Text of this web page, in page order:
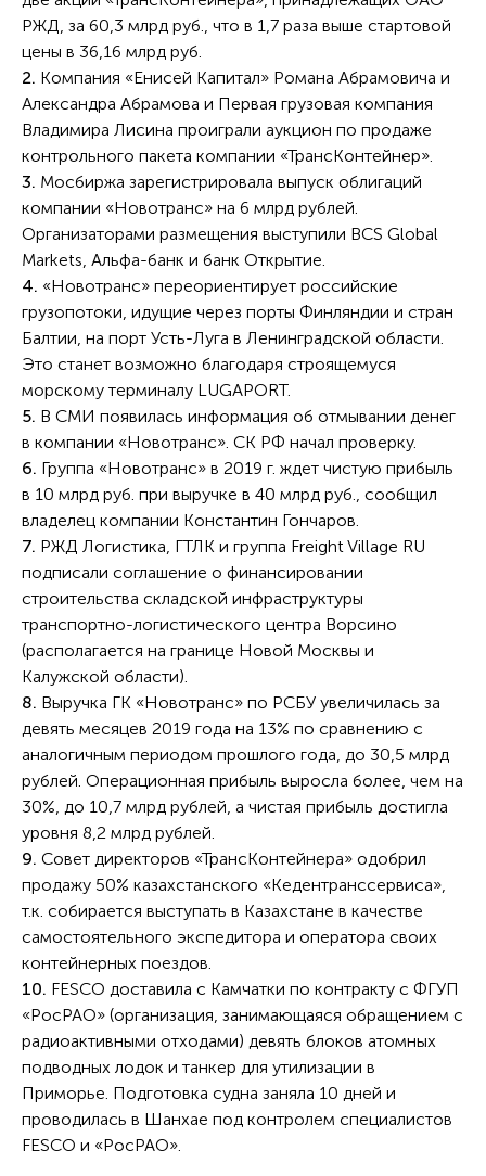
РЖД, за 60,3 млрд руб., что в 1,7 раза выше стартовой
цены в 36,16 млрд руб.
2. Компания «Енисей Капитал» Романа Абрамовича и
Александра Абрамова и Первая грузовая компания
Владимира Лисина проиграли аукцион по продаже
контрольного пакета компании «ТрансКонтейнер».
3. Мосбиржа зарегистрировала выпуск облигаций
компании «Новотранс» на 6 млрд рублей.
Организаторами размещения выступили BCS Global
Markets, Альфа-банк и банк Открытие.
4. «Новотранс» переориентирует российские
грузопотоки, идущие через порты Финляндии и стран
Балтии, на порт Усть-Луга в Ленинградской области.
Это станет возможно благодаря строящемуся
морскому терминалу LUGAPORT.
5. В СМИ появилась информация об отмывании денег
в компании «Новотранс». СК РФ начал проверку.
6. Группа «Новотранс» в 2019 г. ждет чистую прибыль
в 10 млрд руб. при выручке в 40 млрд руб., сообщил
владелец компании Константин Гончаров.
7. РЖД Логистика, ГТЛК и группа Freight Village RU
подписали соглашение о финансировании
строительства складской инфраструктуры
транспортно-логистического центра Ворсино
(располагается на границе Новой Москвы и
Калужской области).
8. Выручка ГК «Новотранс» по РСБУ увеличилась за
девять месяцев 2019 года на 13% по сравнению с
аналогичным периодом прошлого года, до 30,5 млрд
рублей. Операционная прибыль выросла более, чем на
30%, до 10,7 млрд рублей, а чистая прибыль достигла
уровня 8,2 млрд рублей.
9. Совет директоров «ТрансКонтейнера» одобрил
продажу 50% казахстанского «Кедентранссервиса»,
т.к. собирается выступать в Казахстане в качестве
самостоятельного экспедитора и оператора своих
контейнерных поездов.
10. FESCO доставила с Камчатки по контракту с ФГУП
«РосРАО» (организация, занимающаяся обращением с
радиоактивными отходами) девять блоков атомных
подводных лодок и танкер для утилизации в
Приморье. Подготовка судна заняла 10 дней и
проводилась в Шанхае под контролем специалистов
FESCO и «РосРАО».